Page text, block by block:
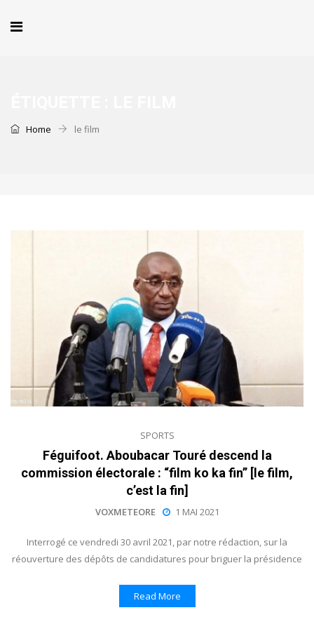
Home le film
SPORTS
Féguifoot. Aboubacar Touré descend la
commission électorale : “film ko ka fin” [le film,
c’est la fin]
VOXMETEORE 1 MAI 2021
Interrogé ce vendredi 30 avril 2021, par notre rédaction, sur la
réouverture des dépôts de candidatures pour briguer la présidence
Read More